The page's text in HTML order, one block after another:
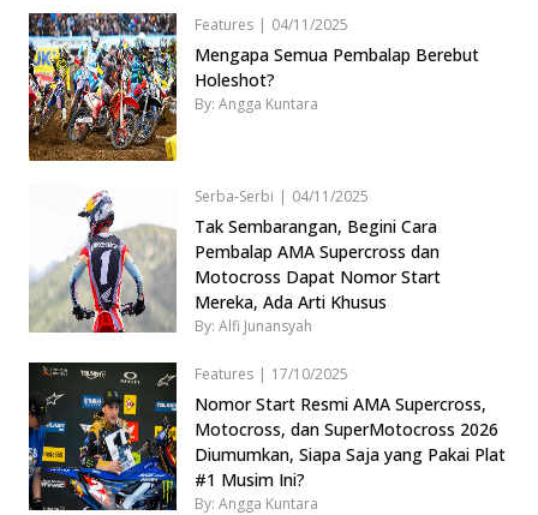
Features | 04/11/2025
Mengapa Semua Pembalap Berebut
Holeshot?
By: Angga Kuntara
Serba-Serbi | 04/11/2025
Tak Sembarangan, Begini Cara
Pembalap AMA Supercross dan
Motocross Dapat Nomor Start
Mereka, Ada Arti Khusus
By: Alfi Junansyah
Features | 17/10/2025
Nomor Start Resmi AMA Supercross,
Motocross, dan SuperMotocross 2026
Diumumkan, Siapa Saja yang Pakai Plat
#1 Musim Ini?
By: Angga Kuntara